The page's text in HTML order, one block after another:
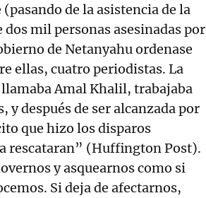
de la asistencia de la
mil personas asesinadas por
de Netanyahu ordenase
ellas, cuatro periodistas. La
Amal Khalil, trabajaba
después de ser alcanzada por
que hizo los disparos
rescataran” (Huffington Post).
y asquearnos como si
Si deja de afectarnos,